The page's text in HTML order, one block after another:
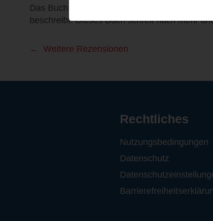
Das Buch ist wahnsinnig authentisch durch
beschreibt. Dieses Buch schreit nach mehr
Weitere Rezensionen
Rechtliches
Nutzungsbedingungen
Datenschutz